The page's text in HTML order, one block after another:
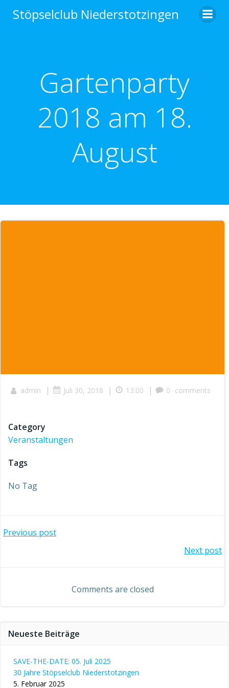
Inhalt
Stöpselclub Niederstotzingen
Gartenparty
2018 am 18.
August
admin | Juli 30, 2018 | 13:00 | 0 comments
Category
Veranstaltungen
Tags
No Tag
Beitragsnavigation
Previous post
Next post
Comments are closed
Neueste Beiträge
SAVE-THE-DATE: 05. Juli 2025
30 Jahre Stöpselclub Niederstotzingen
5. Februar 2025